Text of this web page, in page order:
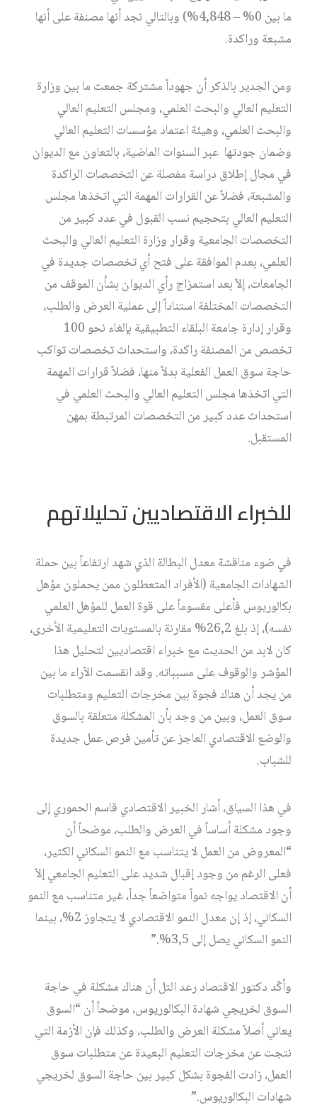
ما بين 0% – 4,848%) وبالتالي نجد أنها مصنفة على أنها
مشبعة وراكدة.
ومن الجدير بالذكر أن جهوداً مشتركة جمعت ما بين وزارة
التعليم العالي والبحث العلمي، ومجلس التعليم العالي
والبحث العلمي، وهيئة اعتماد مؤسسات التعليم العالي
وضمان جودتها عبر السنوات الماضية، بالتعاون مع الديوان
في مجال إطلاق دراسة مفصلة عن التخصصات الراكدة
والمشبعة، فضلاً عن القرارات المهمة التي اتخذها مجلس
التعليم العالي بتحجيم نسب القبول في عدد كبير من
التخصصات الجامعية وقرار وزارة التعليم العالي والبحث
العلمي، بعدم الموافقة على فتح أي تخصصات جديدة في
الجامعات، إلاّ بعد استمزاج رأي الديوان بشأن الموقف من
التخصصات المختلفة استناداً إلى عملية العرض والطلب،
وقرار إدارة جامعة البلقاء التطبيقية بإلغاء نحو 100
تخصص من المصنفة راكدة، واستحداث تخصصات تواكب
حاجة سوق العمل الفعلية بدلاً منها، فضلاً قرارات المهمة
التي اتخذها مجلس التعليم العالي والبحث العلمي في
استحداث عدد كبير من التخصصات المرتبطة بمهن
المستقبل.
للخبراء الاقتصاديين تحليلاتهم
في ضوء مناقشة معدل البطالة الذي شهد ارتفاعاً بين حملة
الشهادات الجامعية (الأفراد المتعطلون ممن يحملون مؤهل
بكالوريوس فأعلى مقسوماً على قوة العمل للمؤهل العلمي
نفسه)، إذ بلغ 26,2% مقارنة بالمستويات التعليمية الأخرى،
كان لابد من الحديث مع خبراء اقتصاديين لتحليل هذا
المؤشر والوقوف على مسبباته. وقد انقسمت الآراء ما بين
من يجد أن هناك فجوة بين مخرجات التعليم ومتطلبات
سوق العمل، وبين من وجد بأن المشكلة متعلقة بالسوق
والوضع الاقتصادي العاجز عن تأمين فرص عمل جديدة
للشباب.
في هذا السياق، أشار الخبير الاقتصادي قاسم الحموري إلى
وجود مشكلة أساساً في العرض والطلب، موضحاً أن
“المعروض من العمل لا يتناسب مع النمو السكاني الكثير،
فعلى الرغم من وجود إقبال شديد على التعليم الجامعي إلاّ
أن الاقتصاد يواجه نمواً متواضعاً جداً، غير متناسب مع النمو
السكاني، إذ إن معدل النمو الاقتصادي لا يتجاوز 2%، بينما
النمو السكاني يصل إلى 3,5%.”
وأكّد دكتور الاقتصاد رعد التل أن هناك مشكلة في حاجة
السوق لخريجي شهادة البكالوريوس، موضحاً أن “السوق
يعاني أصلاً مشكلة العرض والطلب، وكذلك فإن الأزمة التي
نتجت عن مخرجات التعليم البعيدة عن متطلبات سوق
العمل، زادت الفجوة بشكل كبير بين حاجة السوق لخريجي
شهادات البكالوريوس.”